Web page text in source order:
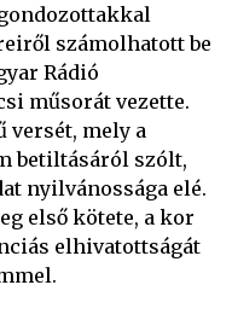
számolhatott be
Rádió
műsorát vezette.
versét, mely a
betiltásáról szólt,
nyilvánossága elé.
első kötete, a kor
elhivatottságát